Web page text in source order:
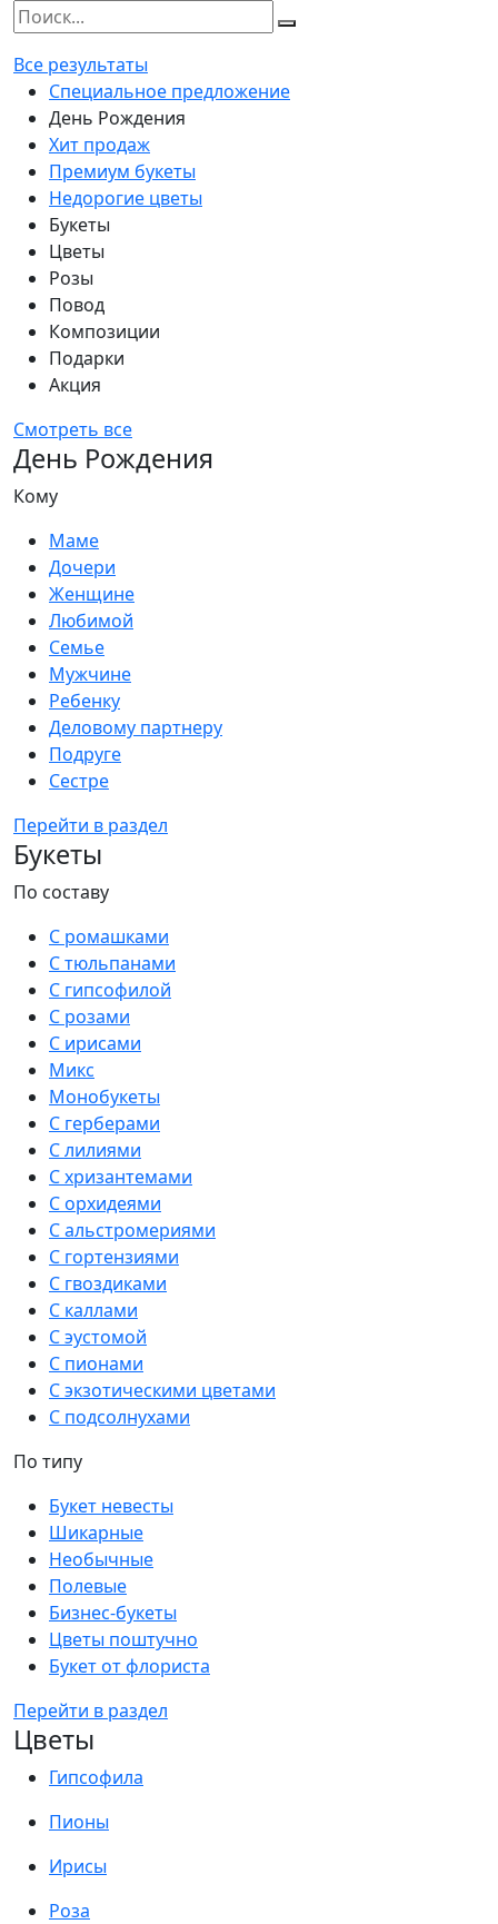
Все результаты
Специальное предложение
День Рождения
Хит продаж
Премиум букеты
Недорогие цветы
Букеты
Цветы
Розы
Повод
Композиции
Подарки
Акция
Смотреть все
День Рождения
Кому
Маме
Дочери
Женщине
Любимой
Семье
Мужчине
Ребенку
Деловому партнеру
Подруге
Сестре
Перейти в раздел
Букеты
По составу
С ромашками
С тюльпанами
С гипсофилой
С розами
С ирисами
Микс
Монобукеты
С герберами
С лилиями
С хризантемами
С орхидеями
С альстромериями
С гортензиями
С гвоздиками
С каллами
С эустомой
С пионами
С экзотическими цветами
С подсолнухами
По типу
Букет невесты
Шикарные
Необычные
Полевые
Бизнес-букеты
Цветы поштучно
Букет от флориста
Перейти в раздел
Цветы
Гипсофила
Пионы
Ирисы
Роза